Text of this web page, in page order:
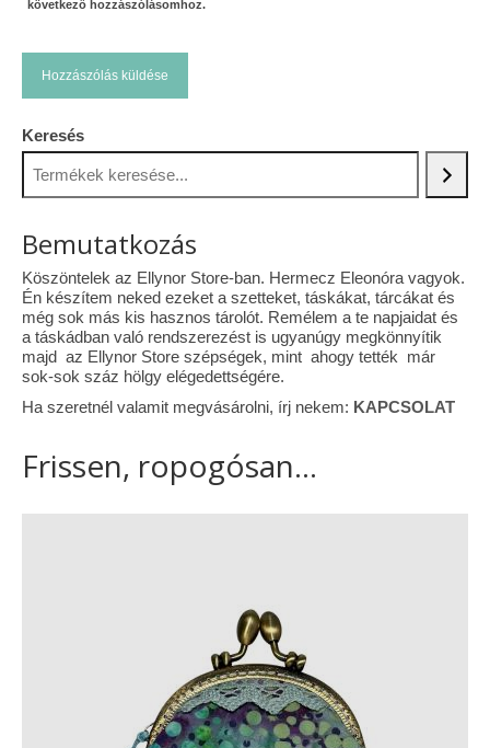
következő hozzászólásomhoz.
Keresés
Bemutatkozás
Köszöntelek az Ellynor Store-ban. Hermecz Eleonóra vagyok.
Én készítem neked ezeket a szetteket, táskákat, tárcákat és
még sok más kis hasznos tárolót. Remélem a te napjaidat és
a táskádban való rendszerezést is ugyanúgy megkönnyítik
majd az Ellynor Store szépségek, mint ahogy tették már
sok-sok száz hölgy elégedettségére.
Ha szeretnél valamit megvásárolni, írj nekem: KAPCSOLAT
Frissen, ropogósan...